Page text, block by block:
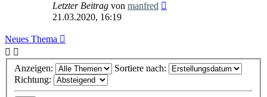
Letzter Beitrag von manfred
21.03.2020, 16:19
Neues Thema
Anzeigen:
Sortiere nach:
Richtung: